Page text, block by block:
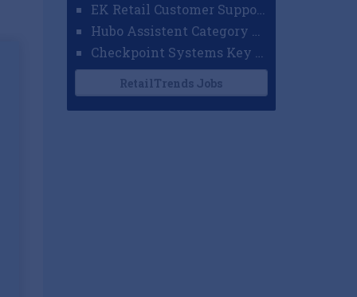
EK Retail Customer Support Omnichannel
RetailTrends Jobs